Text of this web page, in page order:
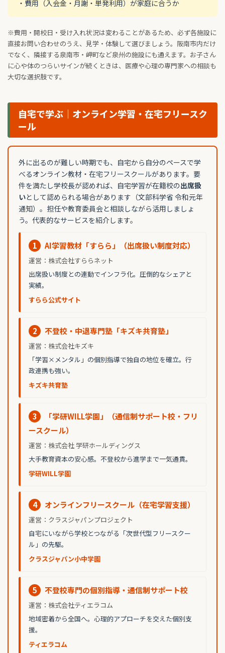
・費用（入会金・月謝・単発利用）が家庭に合うか
※費用・開校日・受け入れ状況は変わることがあるため、必ず各施設に
直接お問い合わせのうえ、見学・体験して選びましょう。阪南市内だけ
でなく、隣接する泉南市・岬町など泉州の施設にも通えます。お子さん
に心や体のつらいサインが続くときは、医療や心理の専門家への相談も
大切な選択肢です。
自宅で学ぶ｜オンライン学習・在宅フリースク
ール
外に出るのが難しい時期でも、自宅から自分のペースで学
べるオンライン教材・在宅フリースクールがあります。要
件を満たし学校長が認めれば、自宅学習が在籍校の出席扱
いとして認められる場合があります（文部科学省 令和元年
通知）。担任や教育委員会と相談しながら活用しましょ
う。代表的なサービスを紹介します。
1 AI学習教材「すらら」（出席扱い制度対応）
運営：株式会社すららネット
出席扱い制度との連動でインフラ化。圧倒的なシェアと
実績。
すらら公式サイト
2 不登校・中退専門塾「キズキ共育塾」
運営：株式会社キズキ
「学習×メンタル」の個別指導で独自の地位を確立。行
政連携も強い。
キズキ共育塾
3
「学研WILL学園」（通信制サポート校・フリ
ースクール）
運営：株式会社 学研ホールディングス
大手教育資本の安心感。不登校から進学まで一気通貫。
学研WILL学園
4 オンラインフリースクール（在宅学習支援）
運営：クラスジャパンプロジェクト
自宅にいながら学校とつながる「次世代型フリースクー
ル」の先駆。
クラスジャパン小中学園
5 不登校専門の個別指導・通信制サポート校
運営：株式会社ティエラコム
地域密着から全国へ。心理的アプローチを交えた個別支
援。
ティエラコム